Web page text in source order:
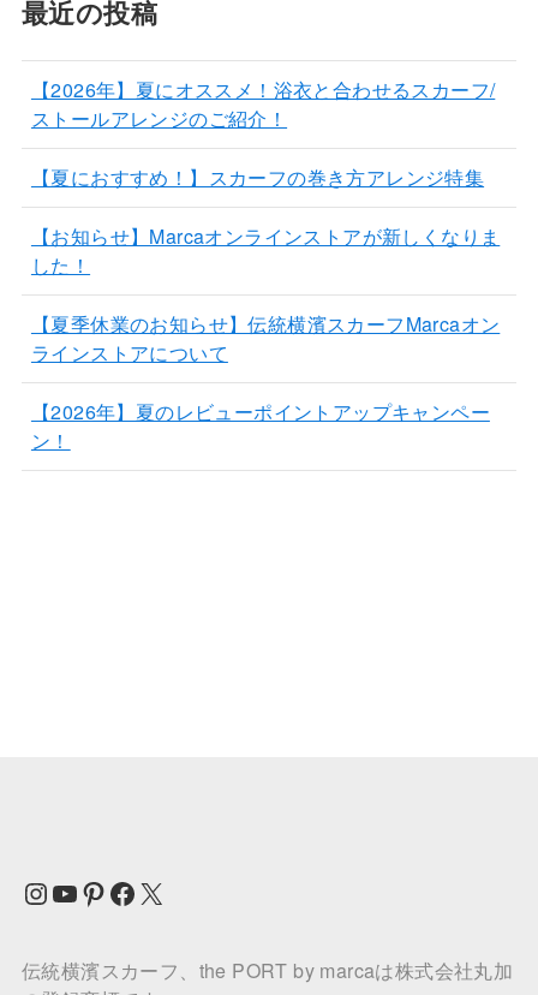
最近の投稿
【2026年】夏にオススメ！浴衣と合わせるスカーフ/
ストールアレンジのご紹介！
【夏におすすめ！】スカーフの巻き方アレンジ特集
【お知らせ】Marcaオンラインストアが新しくなりま
した！
【夏季休業のお知らせ】伝統横濱スカーフMarcaオン
ラインストアについて
【2026年】夏のレビューポイントアップキャンペー
ン！
Instagram
YouTube
Pinterest
Facebook
X
伝統横濱スカーフ、the PORT by marcaは株式会社丸加